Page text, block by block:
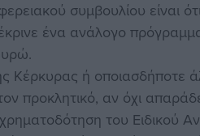
συμβουλίου είναι
ένα ανάλογο
Κέρκυρας ή οποιασδήποτε
προκλητικό, αν όχι
του Ειδικού